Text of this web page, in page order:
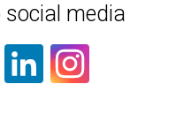
social media